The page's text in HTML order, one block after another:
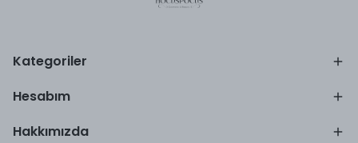
Kategoriler
Hesabım
Hakkımızda